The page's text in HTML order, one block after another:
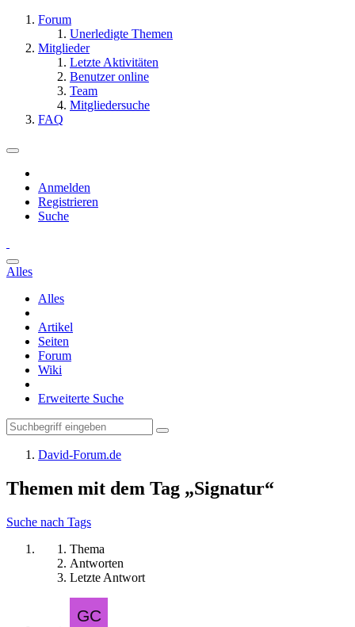
Forum
Unerledigte Themen
Mitglieder
Letzte Aktivitäten
Benutzer online
Team
Mitgliedersuche
FAQ
Anmelden
Registrieren
Suche
Alles
Alles
Artikel
Seiten
Forum
Wiki
Erweiterte Suche
David-Forum.de
Themen mit dem Tag „Signatur“
Suche nach Tags
Thema
Antworten
Letzte Antwort